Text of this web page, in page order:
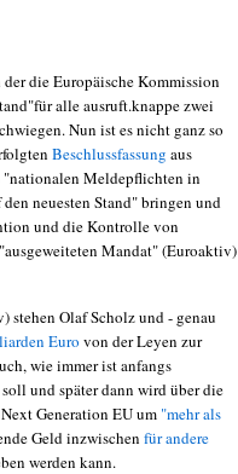
die Europäische Kommission
alle ausruft.knappe zwei
Nun ist es nicht ganz so
Beschlussfassung aus
"nationalen Meldepflichten in
neuesten Stand" bringen und
und die Kontrolle von
Mandat" (Euroaktiv)
stehen Olaf Scholz und - genau
Euro von der Leyen zur
wie immer ist anfangs
und später dann wird über die
Generation EU um "mehr als
Geld inzwischen für andere
werden kann.